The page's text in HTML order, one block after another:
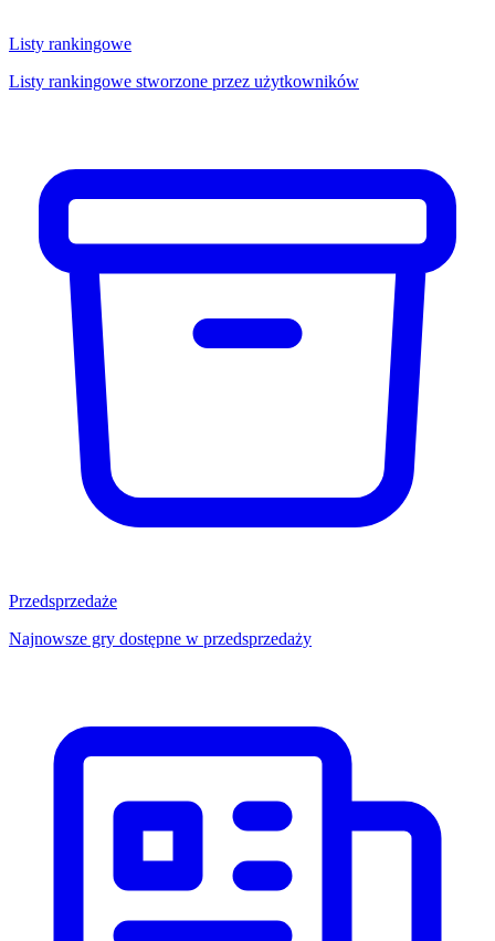
Listy rankingowe
Listy rankingowe stworzone przez użytkowników
Przedsprzedaże
Najnowsze gry dostępne w przedsprzedaży